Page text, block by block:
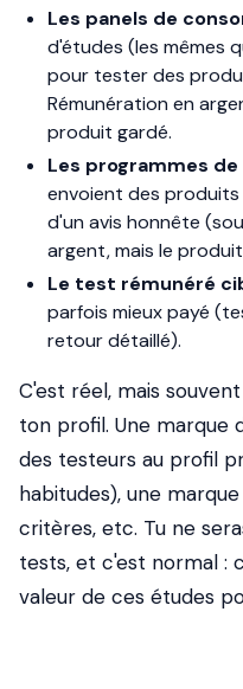
Les panels de
d'études (les mêmes
pour tester des
Rémunération en
produit gardé.
Les programmes
envoient des
d'un avis honnête
argent, mais le
Le test rémunéré
parfois mieux payé
retour détaillé).
C'est réel, mais
ton profil. Une marque
des testeurs au profil
habitudes), une
critères, etc. Tu ne
tests, et c'est normal :
valeur de ces études